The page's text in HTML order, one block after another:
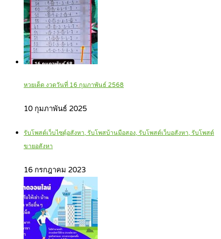
หวยเด็ด งวดวันที่ 16 กุมภาพันธ์ 2568
10 กุมภาพันธ์ 2025
รับโพสต์เว็บไซตฺ์อสังหา, รับโพสบ้านมือสอง, รับโพสต์เว็บอสังหา, รับโพสต์
ขายอสังหา
16 กรกฎาคม 2023